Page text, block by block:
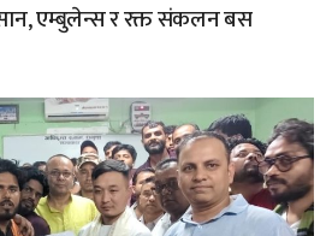
एम्बुलेन्स र रक्त संकलन बस